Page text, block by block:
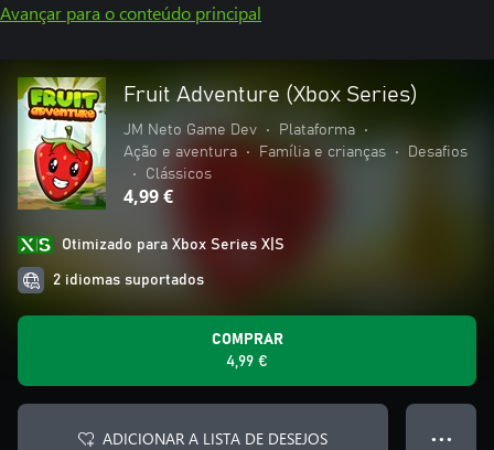
Avançar para o conteúdo principal
Fruit Adventure (Xbox Series)
JM Neto Game Dev • Plataforma
•
Ação e aventura
• Família e crianças •
Desafios
•
Clássicos
4,99 €
Otimizado para Xbox Series X|S
2 idiomas suportados
COMPRAR
4,99 €
ADICIONAR A LISTA DE DESEJOS ● ● ●